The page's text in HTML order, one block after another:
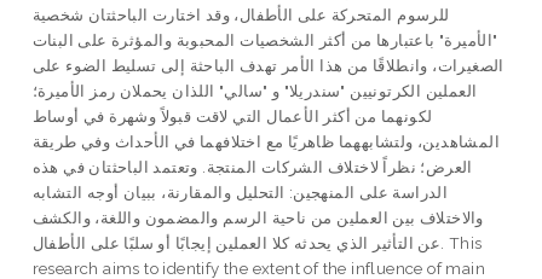
للرسوم المتحركة على الأطفال، وقد اختارت الباحثتان شخصية
"الأميرة" باعتبارها من أكثر الشخصيات المحبوبة والمؤثرة على البنات
الصغيرات، وانطلاقًا من هذا الأمر تهدف الباحثة إلى تسليط الضوء على
العملين الكرتونيين "سندريلا" و "سالي" اللذان يحملان رمز الأميرة؛
لكونهما من أكثر الأعمال التي لاقت قبولاً وشهرة في أوساط
المشاهدين، ولتشابههما ظاهريًا مع اختلافهما في الأحداث وفي طريقة
العرض؛ نظراً لاختلاف الشركات المنتجة. وتعتمد الباحثتان في هذه
الدراسة على المنهجين: التحليل والمقارنة، ببيان أوجه التشابه
والاختلاف بين العملين من ناحية الرسم والمضمون واللغة، والكشف
عن التأثير الذي يحدثه كلا العملين إيجابًا أو سلبًا على الأطفال. This
research aims to identify the extent of the influence of main